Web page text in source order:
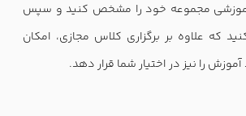
آموزشی مجموعه خود را مشخص کنید و سپس
که علاوه بر برگزاری کلاس مجازی، امکان
را نیز در اختیار شما قرار دهد.